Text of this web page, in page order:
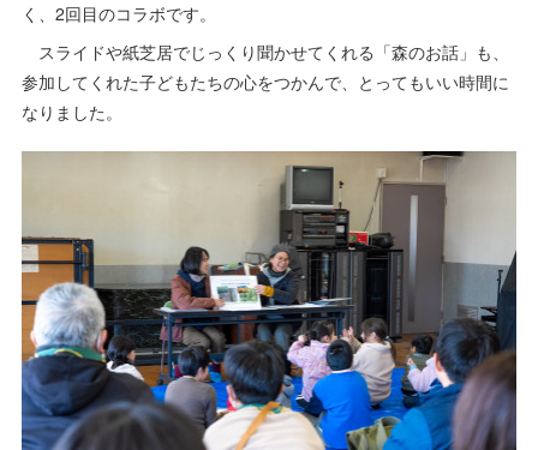
く、2回目のコラボです。
スライドや紙芝居でじっくり聞かせてくれる「森のお話」も、
参加してくれた子どもたちの心をつかんで、とってもいい時間に
なりました。